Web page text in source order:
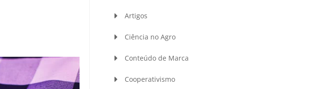
Artigos
Ciência no Agro
Conteúdo de Marca
Cooperativismo